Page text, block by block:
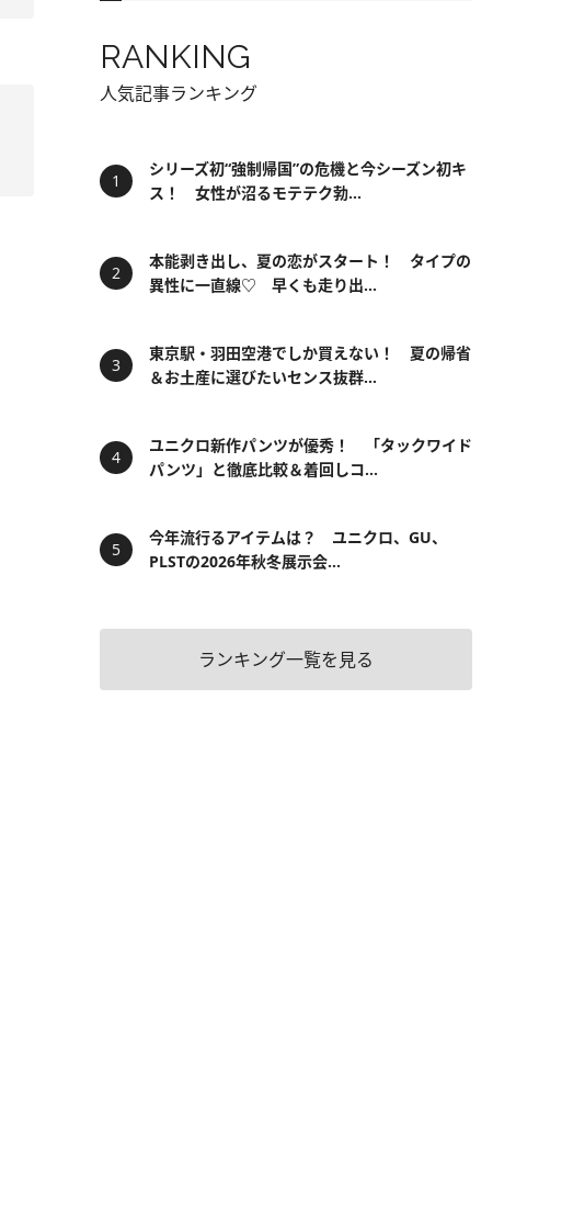
RANKING
人気記事ランキング
シリーズ初“強制帰国”の危機と今シーズン初キ
ス！ 女性が沼るモテテク勃...
本能剥き出し、夏の恋がスタート！ タイプの
異性に一直線♡ 早くも走り出...
東京駅・羽田空港でしか買えない！ 夏の帰省
＆お土産に選びたいセンス抜群...
ユニクロ新作パンツが優秀！ 「タックワイド
パンツ」と徹底比較＆着回しコ...
今年流行るアイテムは？ ユニクロ、GU、
PLSTの2026年秋冬展示会...
ランキング一覧を見る